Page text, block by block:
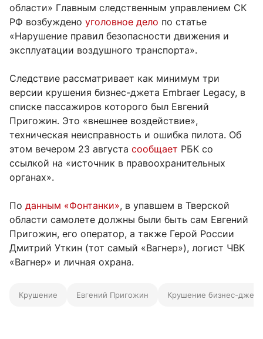
области» Главным следственным управлением СК
РФ возбуждено уголовное дело по статье
«Нарушение правил безопасности движения и
эксплуатации воздушного транспорта».
Следствие рассматривает как минимум три
версии крушения бизнес-джета Embraer Legacy, в
списке пассажиров которого был Евгений
Пригожин. Это «внешнее воздействие»,
техническая неисправность и ошибка пилота. Об
этом вечером 23 августа сообщает РБК со
ссылкой на «источник в правоохранительных
органах».
По данным «Фонтанки», в упавшем в Тверской
области самолете должны были быть сам Евгений
Пригожин, его оператор, а также Герой России
Дмитрий Уткин (тот самый «Вагнер»), логист ЧВК
«Вагнер» и личная охрана.
Крушение Евгений Пригожин Крушение бизнес-джета